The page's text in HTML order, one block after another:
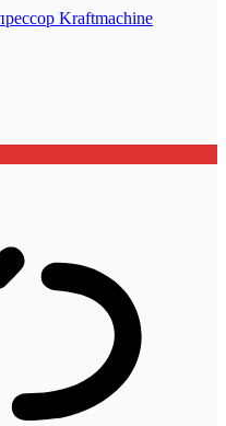
Kraftmaсhine